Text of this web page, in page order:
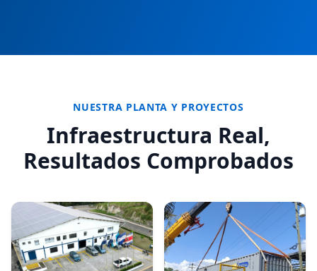
NUESTRA PLANTA Y PROYECTOS
Infraestructura Real,
Resultados Comprobados